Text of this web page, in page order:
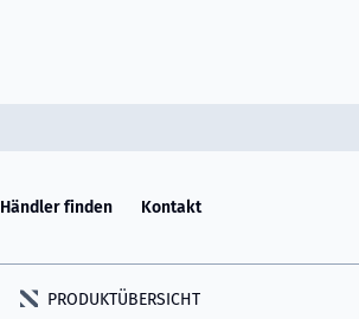
Händler finden Kontakt
PRODUKTÜBERSICHT